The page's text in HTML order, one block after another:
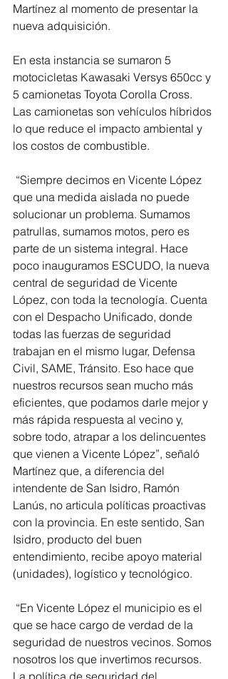
Martínez al momento de presentar la
nueva adquisición.
En esta instancia se sumaron 5
motocicletas Kawasaki Versys 650cc y
5 camionetas Toyota Corolla Cross.
Las camionetas son vehículos híbridos
lo que reduce el impacto ambiental y
los costos de combustible.
que una medida aislada no puede
solucionar un problema. Sumamos
patrullas, sumamos motos, pero es
parte de un sistema integral. Hace
poco inauguramos ESCUDO, la nueva
central de seguridad de Vicente
López, con toda la tecnología. Cuenta
con el Despacho Unificado, donde
todas las fuerzas de seguridad
trabajan en el mismo lugar, Defensa
Civil, SAME, Tránsito. Eso hace que
nuestros recursos sean mucho más
eficientes, que podamos darle mejor y
más rápida respuesta al vecino y,
sobre todo, atrapar a los delincuentes
que vienen a Vicente López”, señaló
Martínez que, a diferencia del
intendente de San Isidro, Ramón
Lanús, no articula políticas proactivas
con la provincia. En este sentido, San
Isidro, producto del buen
entendimiento, recibe apoyo material
(unidades), logístico y tecnológico.
que se hace cargo de verdad de la
seguridad de nuestros vecinos. Somos
nosotros los que invertimos recursos.